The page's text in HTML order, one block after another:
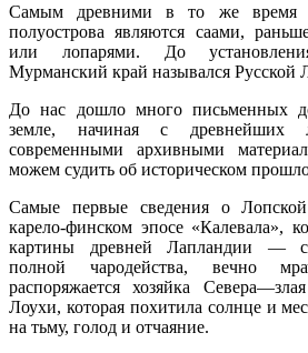
Самым древними в то же время
полуострова являются саами,
или лопарями. До
Мурманский край назывался Русской
До нас дошло много письменных
земле, начиная с древнейших
современными архивными
можем судить об историческом
Самые первые сведения о
карело-финском эпосе «Калевала»,
картины древней Лапландии —
полной чародейства, вечно
распоряжается хозяйка
Лоухи, которая похитила солнце и
на тьму, голод и отчаяние.